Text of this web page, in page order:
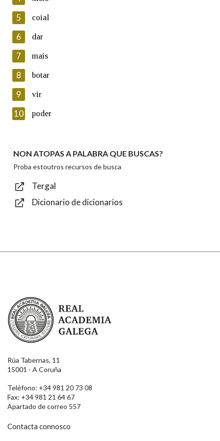
Lin e acepto as condicións da política de
Introduce o código que aparece na imaxe:
Texto de verificación
Enviar
5 coial
6 dar
7 mais
8 botar
9 vir
10 poder
NON ATOPAS A PALABRA QUE BUSCAS?
Proba estoutros recursos de busca
Tergal
Dicionario de dicionarios
Real Academia Galega
Rúa Tabernas, 11
15001 - A Coruña
Teléfono: +34 981 20 73 08
Fax: +34 981 21 64 67
Apartado de correo 557
Contacta connosco